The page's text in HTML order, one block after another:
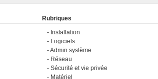
Rubriques
Installation
Logiciels
Admin système
Réseau
Sécurité et vie privée
Matériel